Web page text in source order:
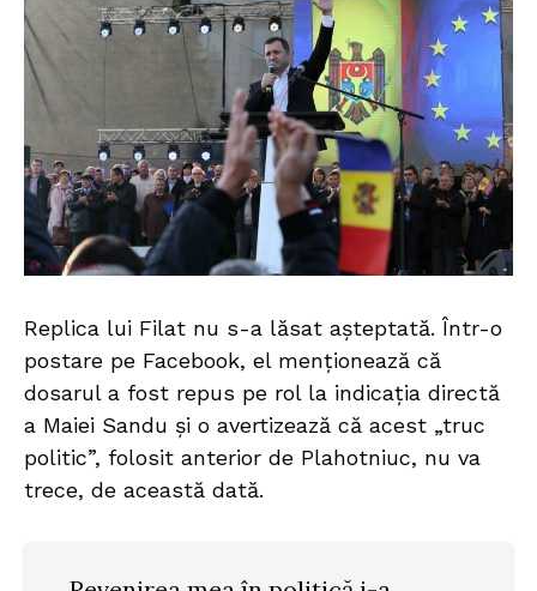
Replica lui Filat nu s-a lăsat așteptată. Într-o
postare pe Facebook, el menționează că
dosarul a fost repus pe rol la indicația directă
a Maiei Sandu și o avertizează că acest „truc
politic”, folosit anterior de Plahotniuc, nu va
trece, de această dată.